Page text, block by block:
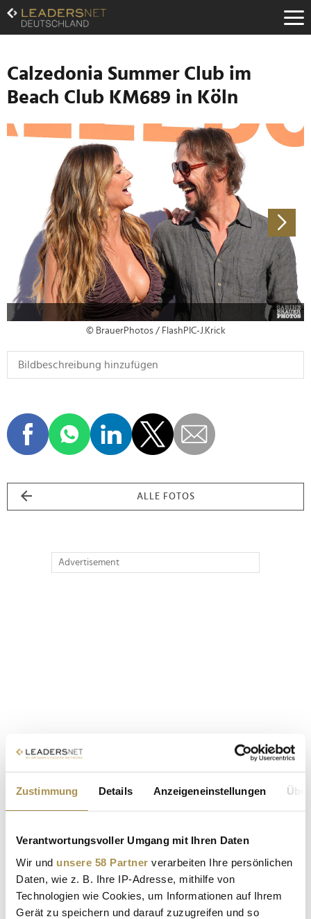
Zustimmung Details Anzeigeneinstellungen
Verantwortungsvoller Umgang mit Ihren Daten
Wir und unsere 58 Partner verarbeiten Ihre persönlichen
Daten, wie z. B. Ihre IP-Adresse, mithilfe von
Technologien wie Cookies, um Informationen auf Ihrem
Gerät zu speichern und darauf zuzugreifen und so
Zum
Inhalt
Zur
Navigation
Zur
Hauptnavigation
Calzedonia Summer Club im
Beach Club KM689 in Köln
© BrauerPhotos / FlashPIC-J.Krick
ALLE FOTOS
Advertisement